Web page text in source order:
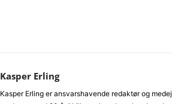
Kasper Erling
Kasper Erling er ansvarshavende redaktør og